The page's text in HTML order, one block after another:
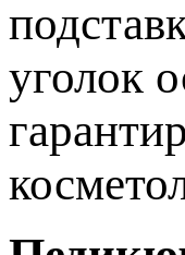
уголок